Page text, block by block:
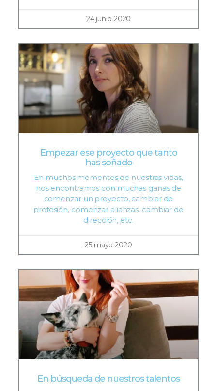
24 junio 2020
Empezar ese proyecto que tanto
has soñado
En muchos momentos de nuestras vidas,
nos encontramos con muchas ganas de
comenzar un proyecto, cambiar de
profesión, comenzar alianzas, cambiar de
dirección, etc.
25 mayo 2020
En búsqueda de nuestros talentos